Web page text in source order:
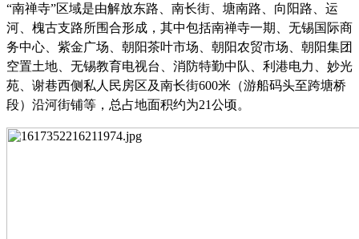
“南禅寺”区域是由解放东路、南长街、塘南路、向阳路、运
河、槐古支路所围合形成，其中包括南禅寺一期、无锡国际商
务中心、紫金广场、朝阳茶叶市场、朝阳农贸市场、朝阳集团
空置土地、无锡教育电视台、消防特勤中队、利港电力、妙光
苑、谢巷西侧私人民房区及南长街600米（游船码头至跨塘桥
段）沿河街铺等，总占地面积约为21公顷。